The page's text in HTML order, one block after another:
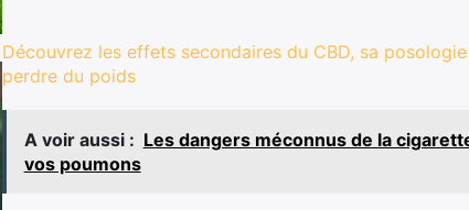
Découvrez les effets secondaires du CBD, sa
perdre du poids
A voir aussi : Les dangers méconnus de la
vos poumons